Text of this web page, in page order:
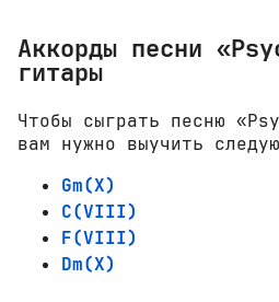
Аккорды песни
гитары
Чтобы сыграть песню
вам нужно выучить
Gm(X)
C(VIII)
F(VIII)
Dm(X)